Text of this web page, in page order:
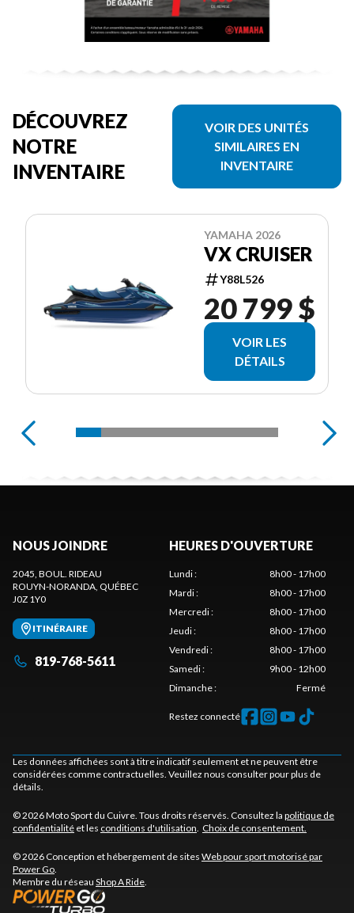
DÉCOUVREZ
NOTRE
INVENTAIRE
VOIR DES UNITÉS
SIMILAIRES EN
INVENTAIRE
YAMAHA 2026
VX CRUISER
Y88L526
20 799 $
VOIR LES
DÉTAILS
NOUS JOINDRE
2045, BOUL. RIDEAU
ROUYN-NORANDA, QUÉBEC
J0Z 1Y0
ITINÉRAIRE
819-768-5611
HEURES D'OUVERTURE
Lundi:
8h00 - 17h00
Mardi:
8h00 - 17h00
Mercredi:
8h00 - 17h00
Jeudi:
8h00 - 17h00
Vendredi:
8h00 - 17h00
Samedi:
9h00 - 12h00
Dimanche: Fermé
Restez connecté
Les données affichées sont à titre indicatif seulement et ne peuvent être
considérées comme contractuelles. Veuillez nous consulter pour plus de
détails.
© 2026 Moto Sport du Cuivre. Tous droits réservés. Consultez la politique de
confidentialité et les conditions d'utilisation. Choix de consentement.
© 2026 Conception et hébergement de sites Web pour sport motorisé par
Power Go.
Membre du réseau Shop A Ride.